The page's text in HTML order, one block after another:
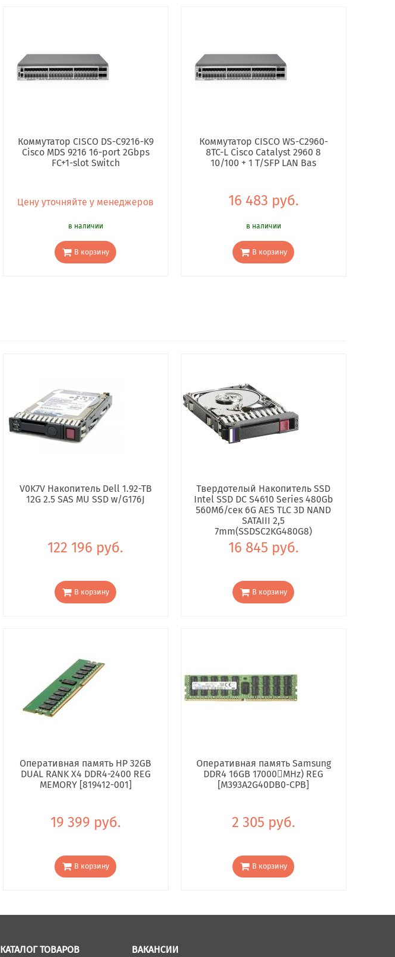
Коммутатор CISCO DS-C9216-K9
Cisco MDS 9216 16-port 2Gbps
FC+1-slot Switch
Цену уточняйте у менеджеров
в наличии
В корзину
Коммутатор CISCO WS-C2960-
8TC-L Cisco Catalyst 2960 8
10/100 + 1 T/SFP LAN Bas
16 483 руб.
в наличии
В корзину
V0K7V Накопитель Dell 1.92-TB
12G 2.5 SAS MU SSD w/G176J
122 196 руб.
В корзину
Твердотелый Накопитель SSD
Intel SSD DC S4610 Series 480Gb
560Мб/сек 6G AES TLC 3D NAND
SATAIII 2,5
7mm(SSDSC2KG480G8)
16 845 руб.
В корзину
Оперативная память HP 32GB
DUAL RANK X4 DDR4-2400 REG
MEMORY [819412-001]
19 399 руб.
В корзину
Оперативная память Samsung
DDR4 16GB 17000񢋕MHz) REG
[M393A2G40DB0-CPB]
2 305 руб.
В корзину
КАТАЛОГ ТОВАРОВ ВАКАНСИИ